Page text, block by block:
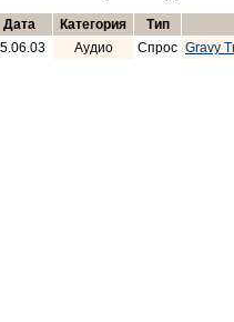
Дата Категория
Тип
Аудио Спрос Gravy